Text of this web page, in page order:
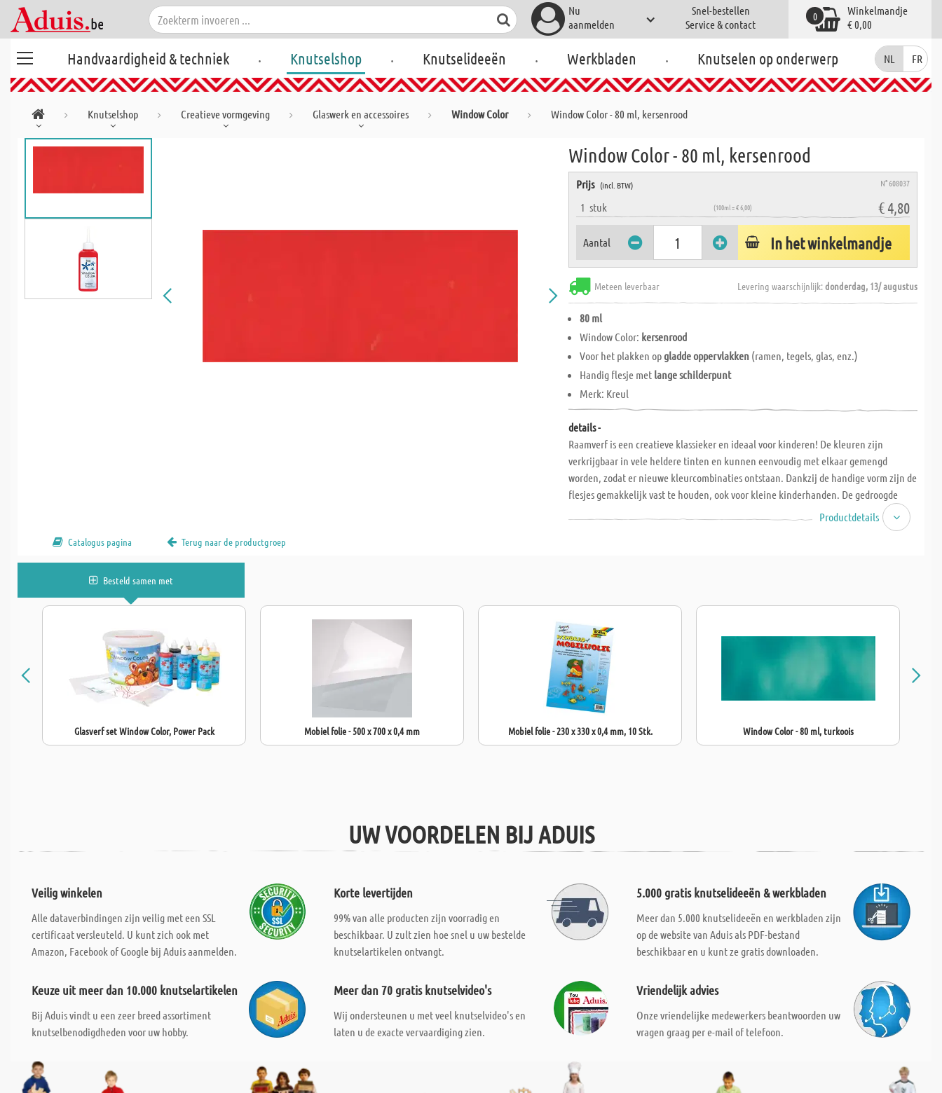
Nu
aanmelden
Snel-bestellen
Service & contact
Winkelmandje
€ 0,00
0
Handvaardigheid & techniek . Knutselshop . Knutselideeën . Werkbladen . Knutselen op onderwerp NL FR
Knutselshop Creatieve vormgeving Glaswerk en accessoires Window Color Window Color - 80 ml, kersenrood
Window Color - 80 ml, kersenrood
Prijs (incl. BTW) N° 608037
1stuk (100ml = € 6,00) € 4,80
Aantal In het winkelmandje
Meteen leverbaar Levering waarschijnlijk:donderdag, 13/ augustus
80 ml
Window Color: kersenrood
Voor het plakken opgladde oppervlakken (ramen, tegels, glas, enz.)
Handig flesje met lange schilderpunt
Merk: Kreul
details -
Raamverf is een creatieve klassieker en ideaal voor kinderen! De kleuren zijn
verkrijgbaar in vele heldere tinten en kunnen eenvoudig met elkaar gemengd
worden, zodat er nieuwe kleurcombinaties ontstaan. Dankzij de handige vorm zijn de
flesjes gemakkelijk vast te houden, ook voor kleine kinderhanden. De gedroogde
kunstwerken kunnen op elk moment weer worden verwijderd – zo kun je je ramen
Productdetails
Catalogus pagina Terug naar de productgroep
Besteld samen met
Glasverf set Window Color, Power Pack Mobiel folie - 500 x 700 x 0,4 mm Mobiel folie - 230 x 330 x 0,4 mm, 10 Stk. Window Color - 80 ml, turkoois
UW VOORDELEN BIJ ADUIS
Veilig winkelen
Alle dataverbindingen zijn veilig met een SSL
certificaat versleuteld. U kunt zich ook met
Amazon, Facebook of Google bij Aduis aanmelden.
Korte levertijden
99% van alle producten zijn voorradig en
beschikbaar. U zult zien hoe snel u uw bestelde
knutselartikelen ontvangt.
5.000 gratis knutselideeën & werkbladen
Meer dan 5.000 knutselideeën en werkbladen zijn
op de website van Aduis als PDF-bestand
beschikbaar en u kunt ze gratis downloaden.
Keuze uit meer dan 10.000 knutselartikelen
Bij Aduis vindt u een zeer breed assortiment
knutselbenodigdheden voor uw hobby.
Meer dan 70 gratis knutselvideo's
Wij ondersteunen u met veel knutselvideo's en
laten u de exacte vervaardiging zien.
Vriendelijk advies
Onze vriendelijke medewerkers beantwoorden uw
vragen graag per e-mail of telefoon.